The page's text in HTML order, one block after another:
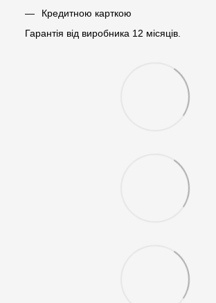
Кредитною карткою
Гарантія від виробника 12 місяців.